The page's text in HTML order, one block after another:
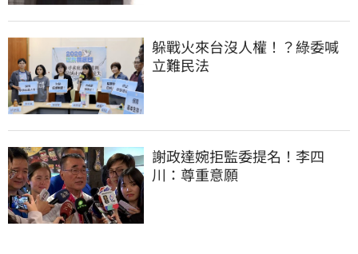
躲戰火來台沒人權！？綠委喊
立難民法
謝政達婉拒監委提名！李四
川：尊重意願